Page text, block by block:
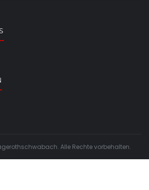
Alle Rechte vorbehalten.